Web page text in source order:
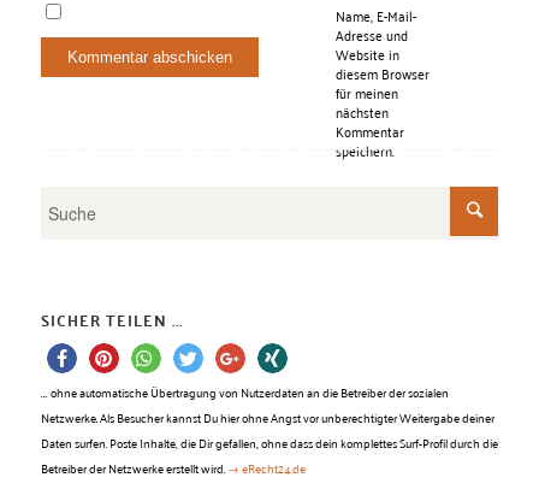
Name, E-Mail-
Adresse und
Website in
diesem Browser
für meinen
nächsten
Kommentar
speichern.
SICHER TEILEN ...
…ohne automatische Übertragung von Nutzerdaten an die Betreiber der sozialen
Netzwerke. Als Besucher kannst Du hier ohne Angst vor unberechtigter Weitergabe deiner
Daten surfen. Poste Inhalte, die Dir gefallen, ohne dass dein komplettes Surf-Profil durch die
Betreiber der Netzwerke erstellt wird.→ eRecht24.de